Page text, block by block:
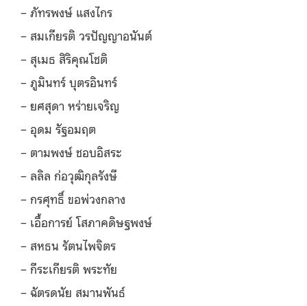
– ภัทรพงษ์ แสงไกร
– สมเกียรติ วรปัญญาอนันต์
– สุเมธ สิริคุณโชติ
– ภูมินทร์ บุตรอินทร์
– ยศสุดา หร่ายเจริญ
– อุดม รัฐอมฤต
– ตามพงษ์ ชอบอิสระ
– ลลิล ก่อวุฒิกุลรังษี
– กรศุทธิ์ ขอพ่วงกลาง
– เอื้อการย์ โสภาคดิษฐพงษ์
– สหธน รัตนไพจิตร
– กีระเกียรติ พระทัย
– ฉัตรดนัย สมานพันธ์